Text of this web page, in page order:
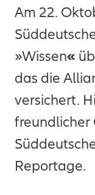
Am 22.
»Wissen«
das die
versichert.
freundlicher
Reportage.